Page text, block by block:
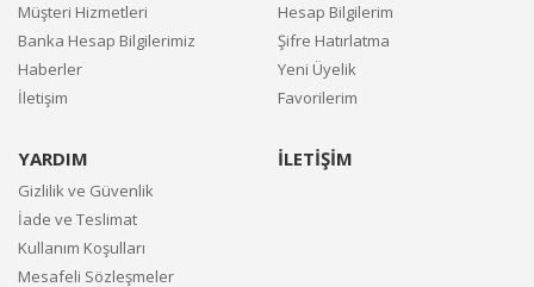
Müşteri Hizmetleri
Banka Hesap Bilgilerimiz
Haberler
İletişim
Hesap Bilgilerim
Şifre Hatırlatma
Yeni Üyelik
Favorilerim
YARDIM
Gizlilik ve Güvenlik
İade ve Teslimat
Kullanım Koşulları
Mesafeli Sözleşmeler
İLETİŞİM